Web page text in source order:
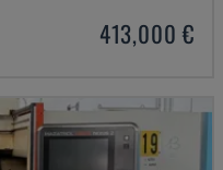
413,000 €